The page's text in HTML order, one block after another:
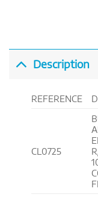
Description
REFERENCE
CL0725